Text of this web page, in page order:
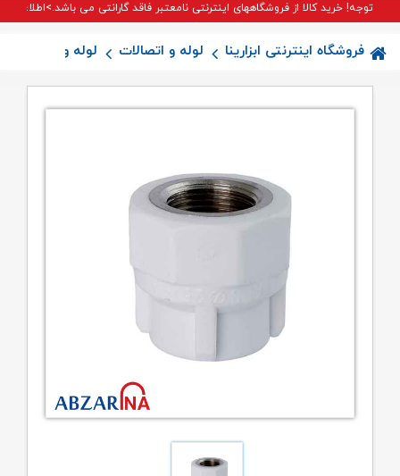
توجه! خرید کالا از فروشگاههای اینترنتی نامعتبر فاقد گارانتی می باشد.>اطلاعات
فروشگاه اینترنتی ابزارینا لوله و اتصالات لوله و اتصالات